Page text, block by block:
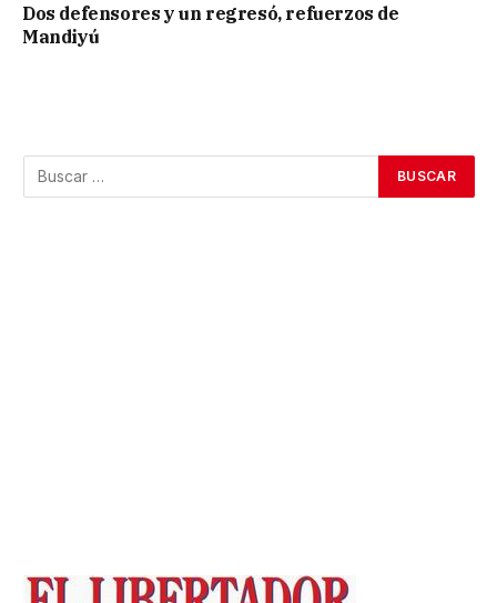
Dos defensores y un regresó, refuerzos de
Mandiyú